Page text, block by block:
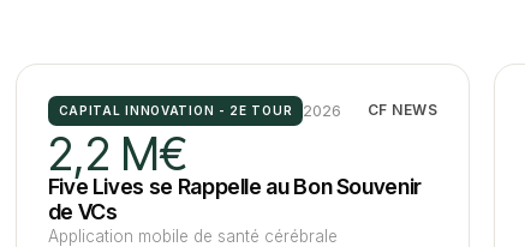
CAPITAL INNOVATION - 2E TOUR 2026 CF NEWS
2,2 M€
Five Lives se Rappelle au Bon Souvenir
de VCs
Application mobile de santé cérébrale